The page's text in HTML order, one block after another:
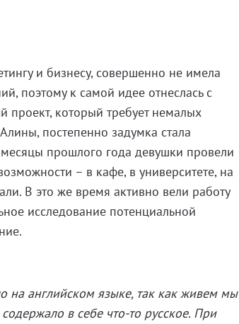
и бизнесу, совершенно не имела
поэтому к самой идее отнеслась с
проект, который требует немалых
постепенно задумка стала
прошлого года девушки провели
– в кафе, в университете, на
В это же время активно вели работу
исследование потенциальной
на английском языке, так как живем мы
в себе что-то русское. При